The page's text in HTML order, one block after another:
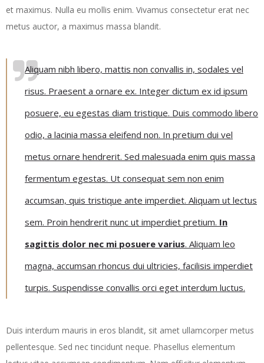
et maximus. Nulla eu mollis enim. Vivamus consectetur erat nec
metus auctor, a maximus massa blandit.
Aliquam nibh libero, mattis non convallis in, sodales vel
risus. Praesent a ornare ex. Integer dictum ex id ipsum
posuere, eu egestas diam tristique. Duis commodo libero
odio, a lacinia massa eleifend non. In pretium dui vel
metus ornare hendrerit. Sed malesuada enim quis massa
fermentum egestas. Ut consequat sem non enim
accumsan, quis tristique ante imperdiet. Aliquam ut lectus
sem. Proin hendrerit nunc ut imperdiet pretium. In
sagittis dolor nec mi posuere varius. Aliquam leo
magna, accumsan rhoncus dui ultricies, facilisis imperdiet
turpis. Suspendisse convallis orci eget interdum luctus.
Duis interdum mauris in eros blandit, sit amet ullamcorper metus
pellentesque. Sed nec tincidunt neque. Phasellus elementum